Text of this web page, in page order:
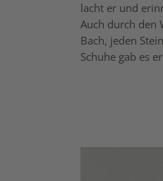
lacht er und
Auch durch den
Bach, jeden
Schuhe gab es